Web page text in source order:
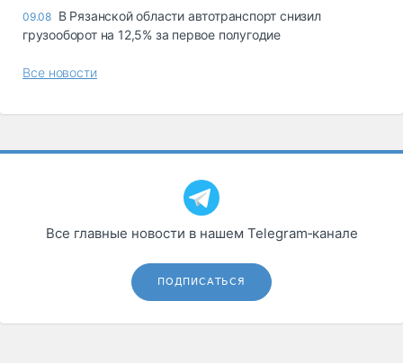
09.08 В Рязанской области автотранспорт снизил
грузооборот на 12,5% за первое полугодие
Все новости
Все главные новости в нашем Telegram‑канале
ПОДПИСАТЬСЯ